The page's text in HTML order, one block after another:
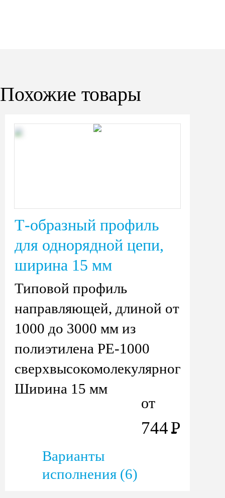
Похожие товары
Т-образный профиль
для однорядной цепи,
ширина 15 мм
Типовой профиль
направляющей, длиной от
1000 до 3000 мм из
полиэтилена PE-1000
сверхвысокомолекулярного
Ширина 15 мм
от
744Р
Варианты
исполнения (6)